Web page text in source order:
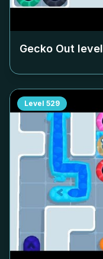
Gecko Out level
Level 529